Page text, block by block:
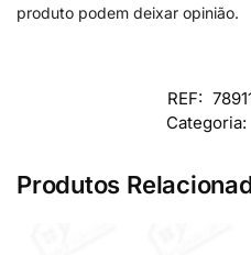
produto podem deixar opinião.
REF:
Categoria:
Produtos